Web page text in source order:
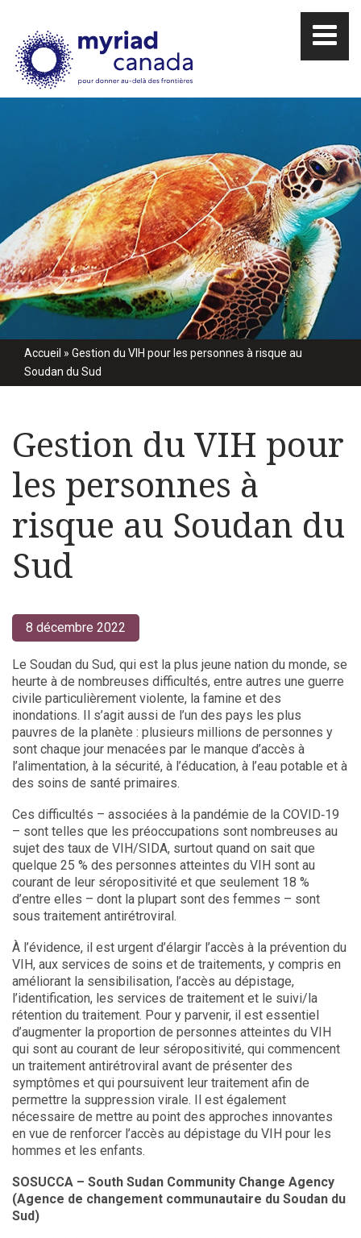
Accueil » Gestion du VIH pour les personnes à risque au
Soudan du Sud
Gestion du VIH pour
les personnes à
risque au Soudan du
Sud
8 décembre 2022
Le Soudan du Sud, qui est la plus jeune nation du monde, se
heurte à de nombreuses difficultés, entre autres une guerre
civile particulièrement violente, la famine et des
inondations. Il s’agit aussi de l’un des pays les plus
pauvres de la planète : plusieurs millions de personnes y
sont chaque jour menacées par le manque d’accès à
l’alimentation, à la sécurité, à l’éducation, à l’eau potable et à
des soins de santé primaires.
Ces difficultés – associées à la pandémie de la COVID‑19
– sont telles que les préoccupations sont nombreuses au
sujet des taux de VIH/SIDA, surtout quand on sait que
quelque 25 % des personnes atteintes du VIH sont au
courant de leur séropositivité et que seulement 18 %
d’entre elles – dont la plupart sont des femmes – sont
sous traitement antirétroviral.
À l’évidence, il est urgent d’élargir l’accès à la prévention du
VIH, aux services de soins et de traitements, y compris en
améliorant la sensibilisation, l’accès au dépistage,
l’identification, les services de traitement et le suivi/la
rétention du traitement. Pour y parvenir, il est essentiel
d’augmenter la proportion de personnes atteintes du VIH
qui sont au courant de leur séropositivité, qui commencent
un traitement antirétroviral avant de présenter des
symptômes et qui poursuivent leur traitement afin de
permettre la suppression virale. Il est également
nécessaire de mettre au point des approches innovantes
en vue de renforcer l’accès au dépistage du VIH pour les
hommes et les enfants.
SOSUCCA – South Sudan Community Change Agency
(Agence de changement communautaire du Soudan du
Sud)